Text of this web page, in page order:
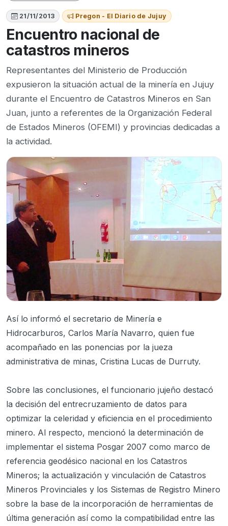
21/11/2013 Pregon - El Diario de Jujuy
Encuentro nacional de
catastros mineros
Representantes del Ministerio de Producción
expusieron la situación actual de la minería en Jujuy
durante el Encuentro de Catastros Mineros en San
Juan, junto a referentes de la Organización Federal
de Estados Mineros (OFEMI) y provincias dedicadas a
la actividad.
Así lo informó el secretario de Minería e
Hidrocarburos, Carlos María Navarro, quien fue
acompañado en las ponencias por la jueza
administrativa de minas, Cristina Lucas de Durruty.
Sobre las conclusiones, el funcionario jujeño destacó
la decisión del entrecruzamiento de datos para
optimizar la celeridad y eficiencia en el procedimiento
minero. Al respecto, mencionó la determinación de
implementar el sistema Posgar 2007 como marco de
referencia geodésico nacional en los Catastros
Mineros; la actualización y vinculación de Catastros
Mineros Provinciales y los Sistemas de Registro Minero
sobre la base de la incorporación de herramientas de
última generación así como la compatibilidad entre las